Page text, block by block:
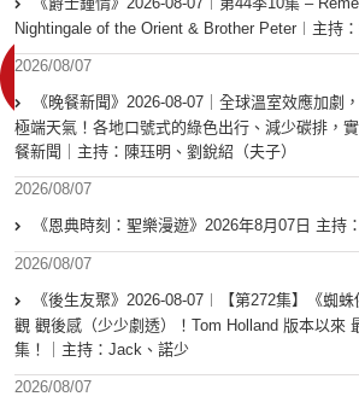
Nightingale of the Orient & Brother Peter︱主持
2026/08/07
《晚餐新聞》2026-08-07｜全球溫室效應加劇
極端天氣！各地口號式的綠色出行、減少碳排，
餐新聞｜主持：陳珏明、劉銳紹（夫子）
2026/08/07
《恩典時刻：聖樂漫遊》2026年8月07日 主持
2026/08/07
《後生友聚》2026-08-07︱【第272集】《蜘
觀 觀後感（少少劇透）！Tom Holland 版本以來
集！｜主持：Jack、諾少
2026/08/07